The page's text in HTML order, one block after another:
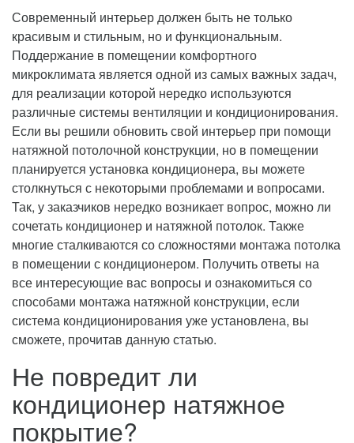
Современный интерьер должен быть не только
красивым и стильным, но и функциональным.
Поддержание в помещении комфортного
микроклимата является одной из самых важных задач,
для реализации которой нередко используются
различные системы вентиляции и кондиционирования.
Если вы решили обновить свой интерьер при помощи
натяжной потолочной конструкции, но в помещении
планируется установка кондиционера, вы можете
столкнуться с некоторыми проблемами и вопросами.
Так, у заказчиков нередко возникает вопрос, можно ли
сочетать кондиционер и натяжной потолок. Также
многие сталкиваются со сложностями монтажа потолка
в помещении с кондиционером. Получить ответы на
все интересующие вас вопросы и ознакомиться со
способами монтажа натяжной конструкции, если
система кондиционирования уже установлена, вы
сможете, прочитав данную статью.
Не повредит ли
кондиционер натяжное
покрытие?